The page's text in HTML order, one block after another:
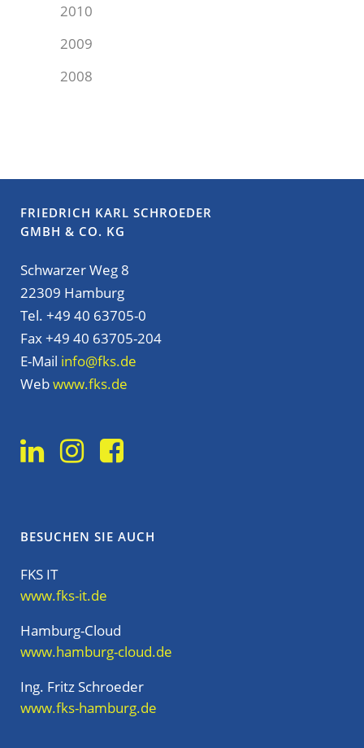
2010
2009
2008
FRIEDRICH KARL SCHROEDER
GMBH & CO. KG
Schwarzer Weg 8
22309 Hamburg
Tel. +49 40 63705-0
Fax +49 40 63705-204
E-Mail info@fks.de
Webwww.fks.de
BESUCHEN SIE AUCH
FKS IT
www.fks-it.de
Hamburg-Cloud
www.hamburg-cloud.de
Ing. Fritz Schroeder
www.fks-hamburg.de